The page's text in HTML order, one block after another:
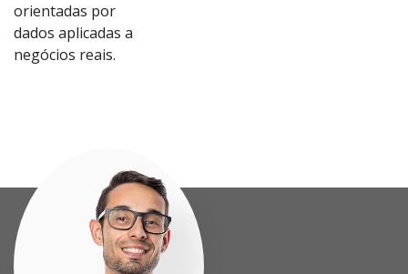
orientadas por
dados aplicadas a
negócios reais.